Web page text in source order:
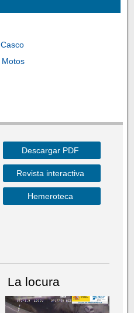
Casco
Motos
Descargar PDF
Revista interactiva
Hemeroteca
La locura